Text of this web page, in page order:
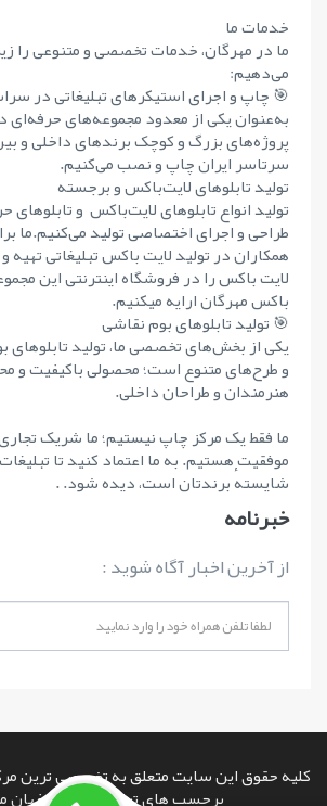
خدمات ما
ما در مهرگان، خدمات تخصصی و متنوعی را
می‌دهیم:
🎯 چاپ و اجرای استیکرهای تبلیغاتی در
به‌عنوان یکی از معدود مجموعه‌های حرفه‌ای
پروژه‌های بزرگ و کوچک برندهای داخلی و
سرتاسر ایران چاپ و نصب می‌کنیم.
تولید تابلوهای لایت‌باکس و برجسته
تولید انواع تابلوهای لایت‌باکس و تابلوهای
طراحی و اجرای اختصاصی تولید می‌کنیم.ما
همکاران در تولید لایت باکس تبلیغاتی تهیه
لایت باکس را در فروشگاه اینترنتی این
باکس مهرگان ارایه میکنیم.
🎯 تولید تابلوهای بوم نقاشی
یکی از بخش‌های تخصصی ما، تولید تابلوهای
و طرح‌های متنوع است؛ محصولی باکیفیت و
هنرمندان و طراحان داخلی.
ما فقط یک مرکز چاپ نیستیم؛ ما شریک
موفقیت هستیم. به ما اعتماد کنید تا
شایستهٔ برندتان است، دیده شود. .
خبرنامه
از آخرین اخبار آگاه شوید :
کلیه حقوق این سایت متعلق به تخصصی ترین
برچسب های تبلیغاتی در اصفهان